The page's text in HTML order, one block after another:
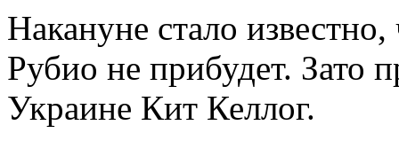
Накануне стало
Рубио не прибудет. Зато
Украине Кит Келлог.